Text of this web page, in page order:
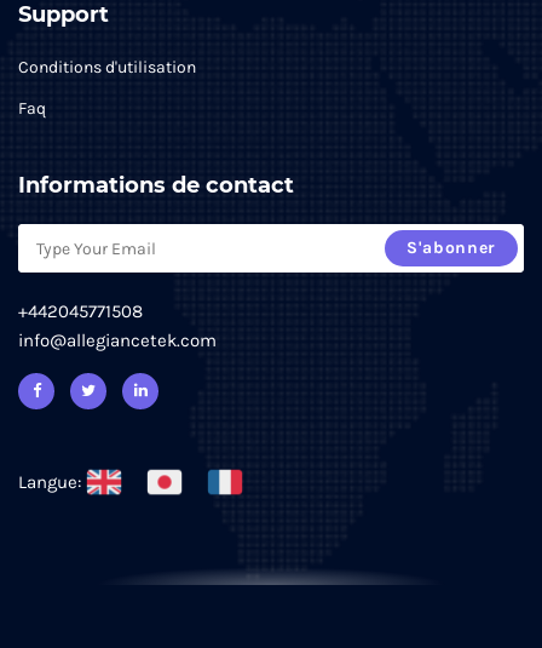
Support
Conditions d'utilisation
Faq
Informations de contact
S'abonner
+442045771508
info@allegiancetek.com
Langue: